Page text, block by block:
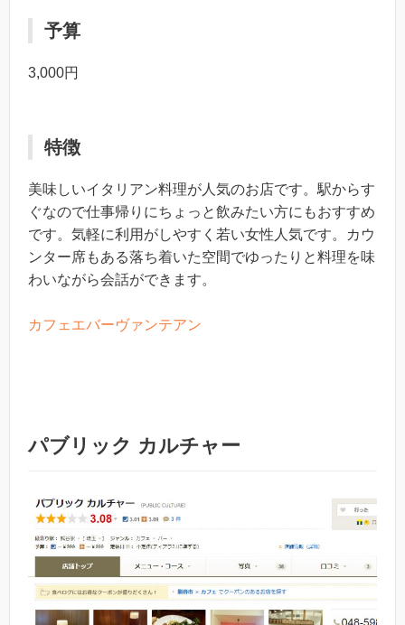
予算
3,000円
特徴
美味しいイタリアン料理が人気のお店です。駅からす
ぐなので仕事帰りにちょっと飲みたい方にもおすすめ
です。気軽に利用がしやすく若い女性人気です。カウ
ンター席もある落ち着いた空間でゆったりと料理を味
わいながら会話ができます。
カフェエバーヴァンテアン
パブリック カルチャー